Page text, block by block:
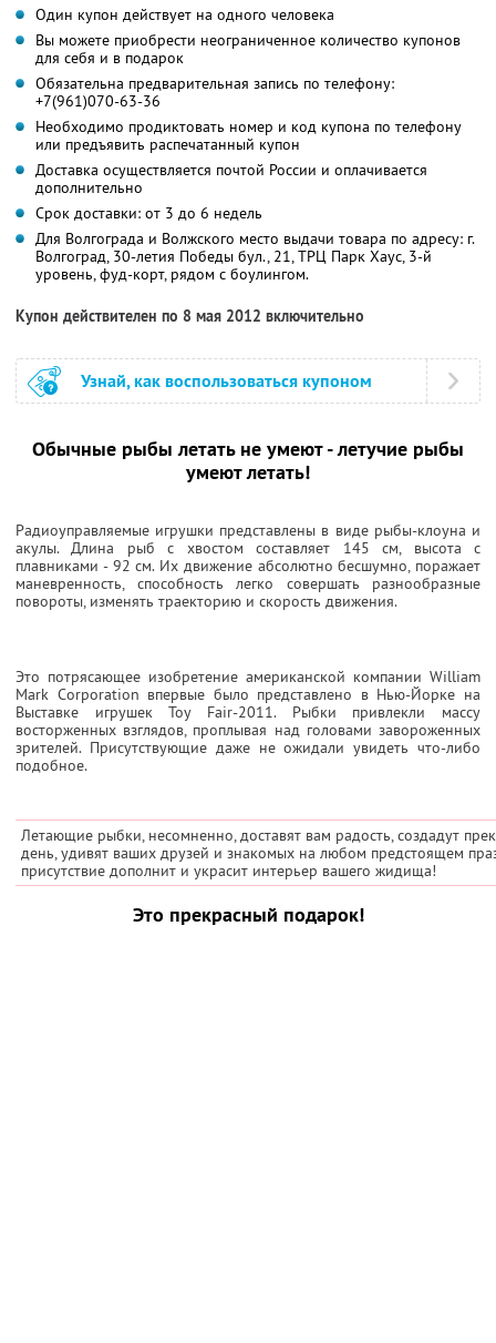
Один купон действует на одного человека
Вы можете приобрести неограниченное количество купонов
для себя и в подарок
Обязательна предварительная запись по телефону:
+7(961)070-63-36
Необходимо продиктовать номер и код купона по телефону
или предъявить распечатанный купон
Доставка осуществляется почтой России и оплачивается
дополнительно
Срок доставки: от 3 до 6 недель
Для Волгограда и Волжского место выдачи товара по адресу: г.
Волгоград, 30-летия Победы бул., 21, ТРЦ Парк Хаус, 3-й
уровень, фуд-корт, рядом с боулингом.
Купон действителен по 8 мая 2012 включительно
Узнай, как воспользоваться купоном
Обычные рыбы летать не умеют - летучие рыбы
умеют летать!
Радиоуправляемые игрушки представлены в виде рыбы-клоуна и
акулы. Длина рыб с хвостом составляет 145 см, высота с
плавниками - 92 см. Их движение абсолютно бесшумно, поражает
маневренность, способность легко совершать разнообразные
повороты, изменять траекторию и скорость движения.
Это потрясающее изобретение американской компании William
Mark Corporation впервые было представлено в Нью-Йорке на
Выставке игрушек Toy Fair-2011. Рыбки привлекли массу
восторженных взглядов, проплывая над головами завороженных
зрителей. Присутствующие даже не ожидали увидеть что-либо
подобное.
Летающие рыбки, несомненно, доставят вам радость, создадут
день, удивят ваших друзей и знакомых на любом предстоящем
присутствие дополнит и украсит интерьер вашего жидища!
Это прекрасный подарок!